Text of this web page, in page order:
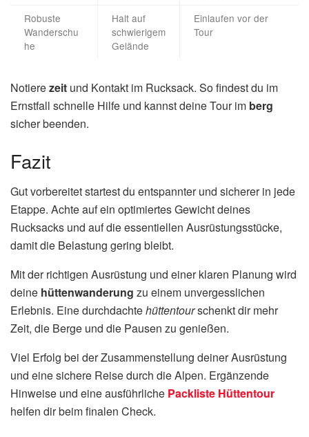
Robuste
Wanderschu
he
Halt auf
schwierigem
Gelände
Einlaufen vor der
Tour
Notierezeit und Kontakt im Rucksack. So findest du im
Ernstfall schnelle Hilfe und kannst deine Tour im berg
sicher beenden.
Fazit
Gut vorbereitet startest du entspannter und sicherer in jede
Etappe. Achte auf ein optimiertes Gewicht deines
Rucksacks und auf die essentiellen Ausrüstungsstücke,
damit die Belastung gering bleibt.
Mit der richtigen Ausrüstung und einer klaren Planung wird
deine hüttenwanderung zu einem unvergesslichen
Erlebnis. Eine durchdachtehüttentourschenkt dir mehr
Zeit, die Berge und die Pausen zu genießen.
Viel Erfolg bei der Zusammenstellung deiner Ausrüstung
und eine sichere Reise durch die Alpen. Ergänzende
Hinweise und eine ausführliche Packliste Hüttentour
helfen dir beim finalen Check.